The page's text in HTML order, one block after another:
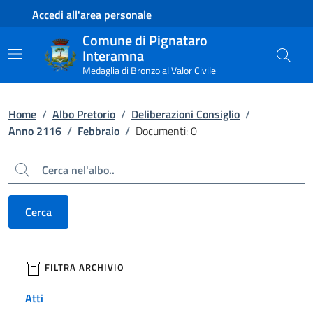
Contenuto principale
Piede di paginaAccedi all'area personale
Comune di Pignataro
Interamna
Medaglia di Bronzo al Valor Civile
Home / Albo Pretorio / Deliberazioni Consiglio /
Anno 2116 / Febbraio / Documenti: 0
Cerca
Cerca
filtri da applicare
FILTRA ARCHIVIO
Atti